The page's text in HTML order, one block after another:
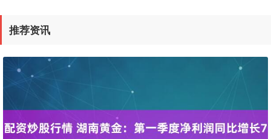
期指IC0 7730.00 -1.00 -0.01%
推荐资讯